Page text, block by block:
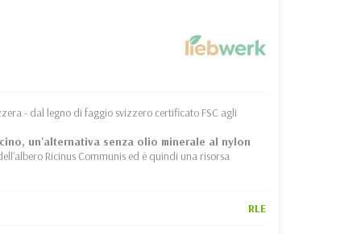
- dal legno di faggio svizzero certificato FSC agli
un'alternativa senza olio minerale al nylon
Ricinus Communis ed è quindi una risorsa
RLE